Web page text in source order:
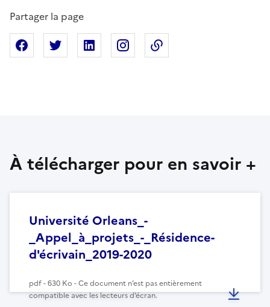
Partager la page
Partager sur Facebook
Partager sur XPartager sur Linkedin
Partager sur Instagram
À télécharger pour en savoir +
Université Orleans_-
_Appel_à_projets_-_Résidence-
d'écrivain_2019-2020
pdf - 630 Ko - Ce document n’est pas entièrement
compatible avec les lecteurs d’écran.